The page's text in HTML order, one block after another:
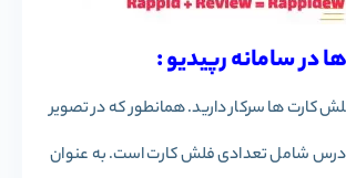
در سامانه رپیدیو :
کارت ها سرکار دارید. همانطور که در تصویر
درس شامل تعدادی فلش کارت است. به عنوان